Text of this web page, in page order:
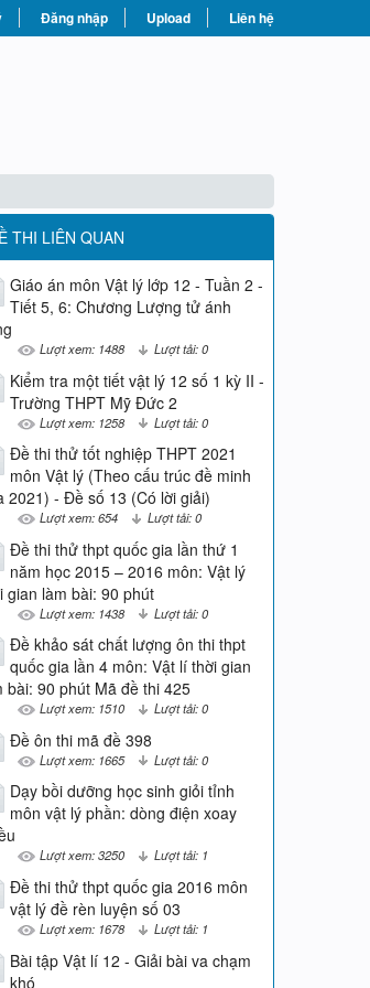
Đăng nhập Upload Liên hệ
THI LIÊN QUAN
Giáo án môn Vật lý lớp 12 - Tuần 2 -
Tiết 5, 6: Chương Lượng tử ánh
Lượt xem: 1488 Lượt tải: 0
Kiểm tra một tiết vật lý 12 số 1 kỳ II -
Trường THPT Mỹ Đức 2
Lượt xem: 1258 Lượt tải: 0
Đề thi thử tốt nghiệp THPT 2021
môn Vật lý (Theo cấu trúc đề minh
2021) - Đề số 13 (Có lời giải)
Lượt xem: 654 Lượt tải: 0
Đề thi thử thpt quốc gia lần thứ 1
năm học 2015 – 2016 môn: Vật lý
gian làm bài: 90 phút
Lượt xem: 1438 Lượt tải: 0
Đề khảo sát chất lượng ôn thi thpt
quốc gia lần 4 môn: Vật lí thời gian
bài: 90 phút Mã đề thi 425
Lượt xem: 1510 Lượt tải: 0
Đề ôn thi mã đề 398
Lượt xem: 1665 Lượt tải: 0
Dạy bồi dưỡng học sinh giỏi tỉnh
môn vật lý phần: dòng điện xoay
Lượt xem: 3250 Lượt tải: 1
Đề thi thử thpt quốc gia 2016 môn
vật lý đề rèn luyện số 03
Lượt xem: 1678 Lượt tải: 1
Bài tập Vật lí 12 - Giải bài va chạm
khó